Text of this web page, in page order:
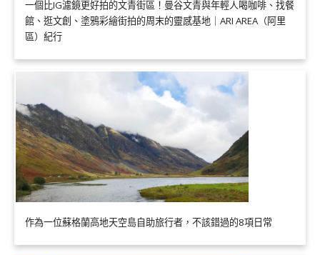
一個比IG濾鏡更好拍的文青街區！曼谷文青與年輕人喝咖啡、找餐
館、逛文創、塗鴉彩繪街拍的周末的靈感基地｜ARI AREA（阿里
區）紀行
作為一位蘇格蘭高地天空島自助旅行者，不該錯過的8項日常